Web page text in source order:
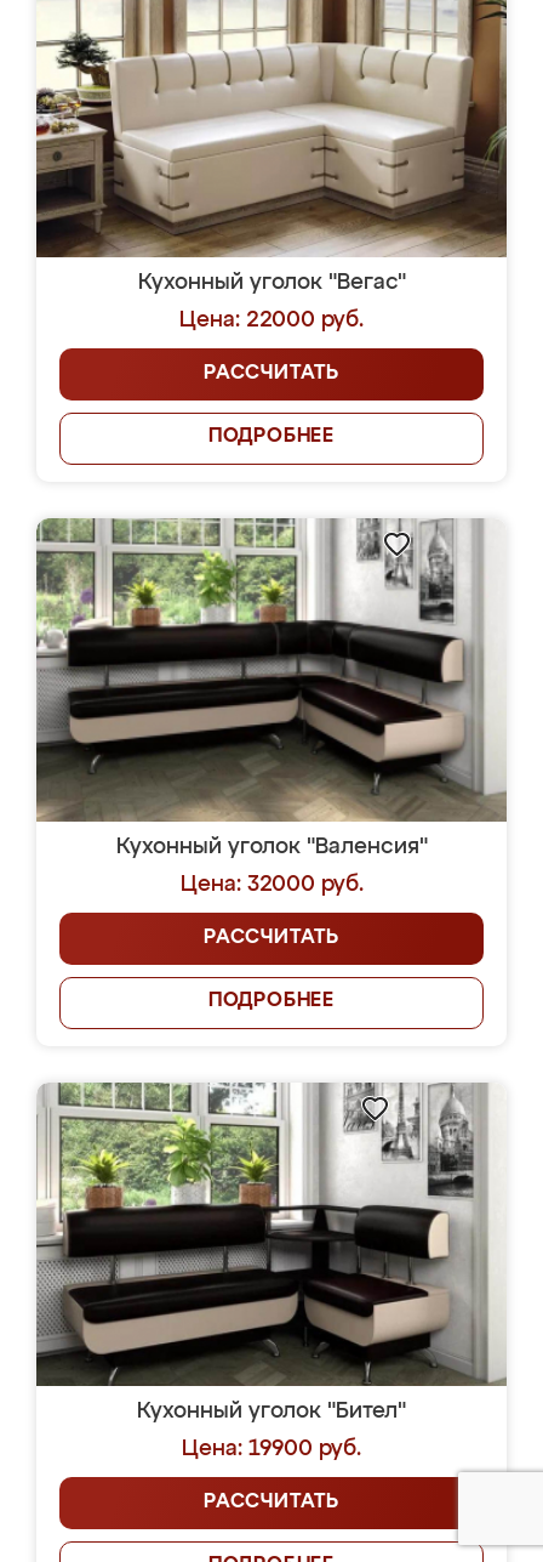
Кухонный уголок "Вегас"
Цена: 22000 руб.
РАССЧИТАТЬ
ПОДРОБНЕЕ
Кухонный уголок "Валенсия"
Цена: 32000 руб.
РАССЧИТАТЬ
ПОДРОБНЕЕ
Кухонный уголок "Бител"
Цена: 19900 руб.
РАССЧИТАТЬ